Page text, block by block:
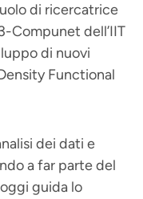
di ricercatrice
Compunet dell’IIT
di nuovi
Functional
dei dati e
a far parte del
guida lo